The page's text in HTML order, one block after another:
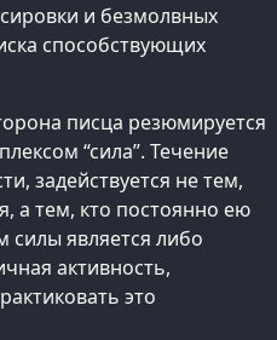
и безмолвных
способствующих
писца резюмируется
“сила”. Течение
задействуется не тем,
а тем, кто постоянно ею
силы является либо
активность,
это